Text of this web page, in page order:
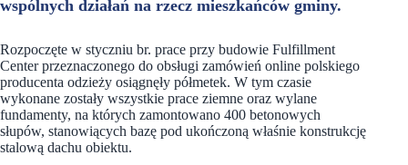
wspólnych działań na rzecz mieszkańców gminy.
Rozpoczęte w styczniu br. prace przy budowie Fulfillment
Center przeznaczonego do obsługi zamówień online polskiego
producenta odzieży osiągnęły półmetek. W tym czasie
wykonane zostały wszystkie prace ziemne oraz wylane
fundamenty, na których zamontowano 400 betonowych
słupów, stanowiących bazę pod ukończoną właśnie konstrukcję
stalową dachu obiektu.